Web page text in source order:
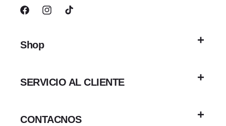
FacebookInstagramTikTok
Shop
SERVICIO AL CLIENTE
CONTACNOS